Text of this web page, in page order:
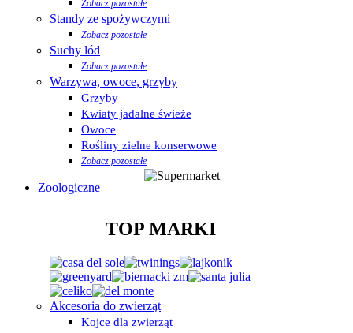
Zobacz pozostałe
Standy ze spożywczymi
Zobacz pozostałe
Suchy lód
Zobacz pozostałe
Warzywa, owoce, grzyby
Grzyby
Kwiaty jadalne świeże
Owoce
Rośliny zielne konserwowe
Zobacz pozostałe
Zoologiczne
TOP MARKI
Akcesoria do zwierząt
Kojce dla zwierząt